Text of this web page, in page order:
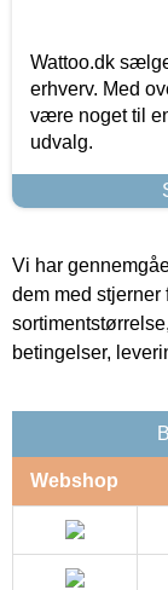
Wattoo.dk
erhverv. Med
være noget til
udvalg.
Vi har
dem med stjerner
betingelser,
Webshop